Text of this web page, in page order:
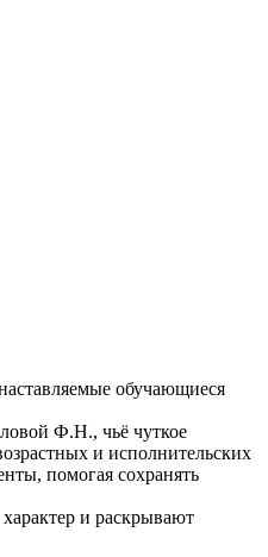
обучающиеся
Ф.Н., чьё чуткое
и исполнительских
помогая сохранять
и раскрывают